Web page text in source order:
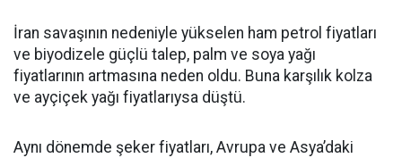
İran savaşının nedeniyle yükselen ham petrol fiyatları
ve biyodizele güçlü talep, palm ve soya yağı
fiyatlarının artmasına neden oldu. Buna karşılık kolza
ve ayçiçek yağı fiyatlarıysa düştü.
Aynı dönemde şeker fiyatları, Avrupa ve Asya’daki